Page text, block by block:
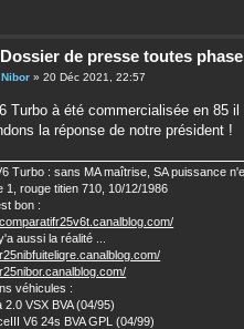
de presse toutes
Nibor » 20 Déc 2021, 22:57
Turbo à été commercialisée en 85
la réponse de notre président !
Turbo : sans MA maîtrise, SA puissance
1, rouge titien 710, 10/12/1986
bon :
aussi la réalité ...
véhicules :
2.0 VSX BVA (04/95)
V6 24s BVA GPL (04/99)